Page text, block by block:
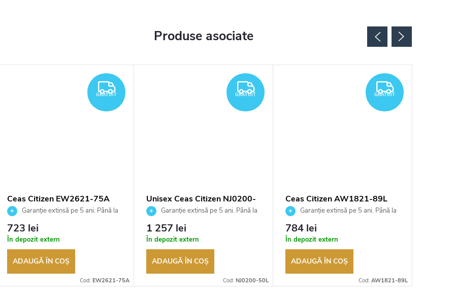
Produse asociate
GRATUIT
GRATUIT
Ceas Citizen EW2621-75A
Garanție extinsă pe 5 ani. Până la
100 de zile pentru returnarea
bunurilor. Vânzător autorizat
723 lei
În depozit extern
ADAUGĂ ÎN COŞ
Cod: EW2621-75A
GRATUIT
GRATUIT
Unisex Ceas Citizen NJ0200-
50L Garanție extinsă pe 5 ani. Până la
100 de zile pentru returnarea
bunurilor. Vânzător autorizat
1 257 lei
În depozit extern
ADAUGĂ ÎN COŞ
Cod: NJ0200-50L
GRATUIT
GRATUIT
Ceas Citizen AW1821-89L
Garanție extinsă pe 5 ani. Până la
100 de zile pentru returnarea
bunurilor. Vânzător autorizat
784 lei
În depozit extern
ADAUGĂ ÎN COŞ
Cod: AW1821-89L